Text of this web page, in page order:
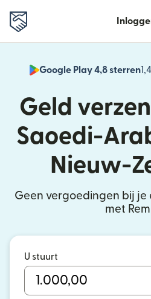
Google Play 4,8 sterren
Geld
Saoedi-
Nieuw-
Geen vergoedingen bij je
met
U stuurt